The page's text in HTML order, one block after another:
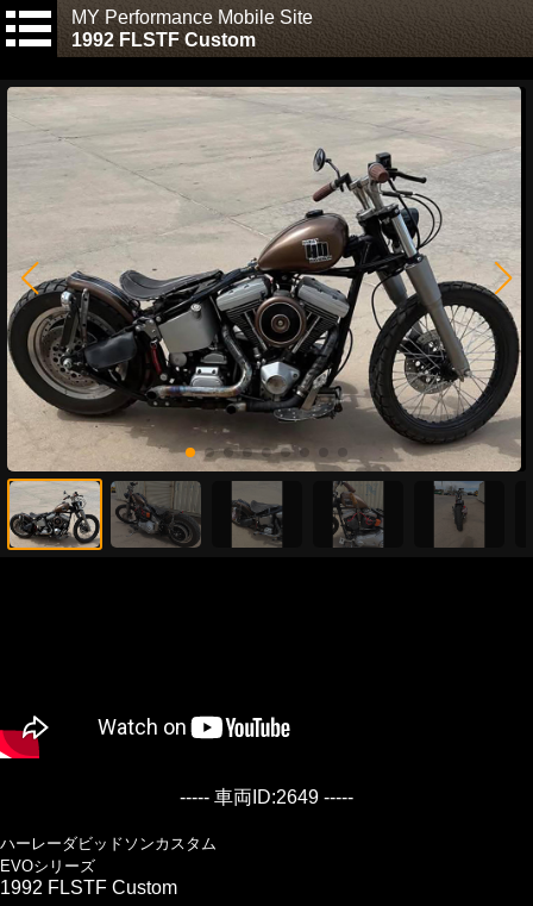
MY Performance Mobile Site
1992 FLSTF Custom
----- 車両ID:2649 -----
ハーレーダビッドソンカスタム
EVOシリーズ
1992 FLSTF Custom